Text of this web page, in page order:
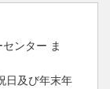
ンター ま
日及び年末年